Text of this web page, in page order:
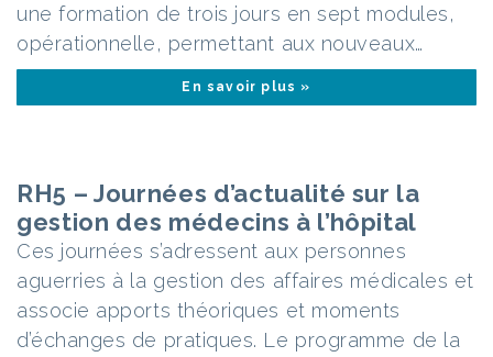
une formation de trois jours en sept modules,
opérationnelle, permettant aux nouveaux…
En savoir plus »
RH5 – Journées d’actualité sur la
gestion des médecins à l’hôpital
Ces journées s’adressent aux personnes
aguerries à la gestion des affaires médicales et
associe apports théoriques et moments
d’échanges de pratiques. Le programme de la